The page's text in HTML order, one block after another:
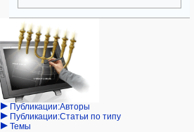
Навигация
персональные инструменты
войти
запрос
учётной
записи
категории
Израиль:Страна и
государство
Иудаизм
Народ
Проекты
Проекты/Участники/
дополнения
Публикации:Авторы
Публикации:Статьи по типу
Темы